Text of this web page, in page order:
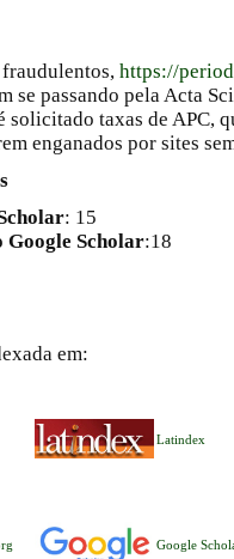
https://
se passando pela Acta
taxas de APC,
enganados por sites
: 15
Google Scholar:18
em:
Latindex
Google